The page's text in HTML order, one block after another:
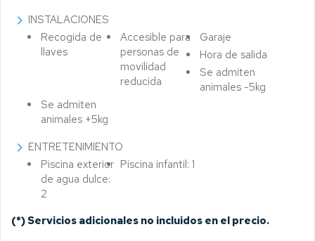
chevron_right INSTALACIONES
Recogida de
llaves
Accesible para
personas de
movilidad
reducida
Garaje
Hora de salida
Se admiten
animales -5kg
Se admiten
animales +5kg
chevron_right ENTRETENIMIENTO
Piscina exterior
de agua dulce:
2
Piscina infantil: 1
(*)Servicios adicionales no incluidos en el precio.